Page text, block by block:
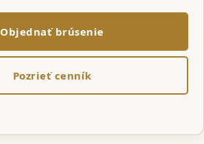
Objednať brúsenie
Pozrieť cenník